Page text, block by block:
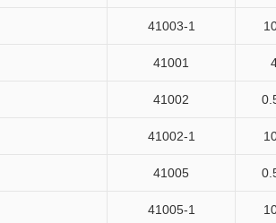
41003-1
41001
41002
41002-1
41005
41005-1